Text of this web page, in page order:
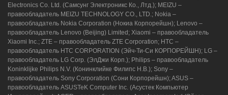
Electronics Co. Ltd. (Самсунг Электроникс Ко., Лтд.); MEIZU –
правообладатель MEIZU TECHNOLOGY CO., LTD.; Nokia –
правообладатель Nokia Corporation (Нокиа Корпорейшн); Lenovo –
правообладатель Lenovo (Beijing) Limited; Xiaomi – правообладатель
Xiaomi Inc.; ZTE – правообладатель ZTE Corporation; HTC –
правообладатель HTC CORPORATION (Эйч-Ти-Си КОРПОРЕЙШН); LG –
правообладатель LG Corp. (ЭлДжи Корп.); Philips – правообладатель
Koninklijke Philips N.V. (Конинклийке Филипс Н.В.); Sony –
правообладатель Sony Corporation (Сони Корпорейшн); ASUS –
правообладатель ASUSTeK Computer Inc. (Асустек Компьютер